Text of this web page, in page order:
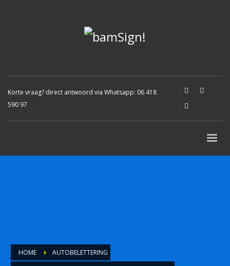
Korte vraag? direct antwoord via Whatsapp: 06 418
590 97
HOME
AUTOBELETTERING